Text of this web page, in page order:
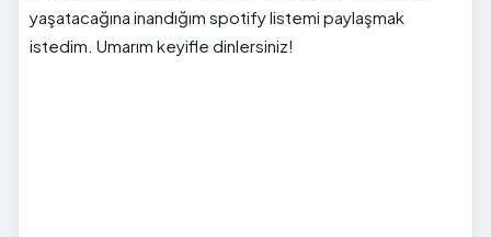
yaşatacağına inandığım spotify listemi paylaşmak
istedim. Umarım keyifle dinlersiniz!